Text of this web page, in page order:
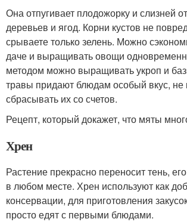
Она отпугивает плодожорку и слизней
деревьев и ягод. Корни кустов не
срываете только зелень. Можно
даче и выращивать овощи
методом можно выращивать укроп и
травы придают блюдам особый вкус, не
сбрасывать их со счетов.
Рецепт, который докажет, что мяты
Хрен
Растение прекрасно переносит тень,
в любом месте. Хрен используют как
консервации, для приготовления
просто едят с первыми блюдами.